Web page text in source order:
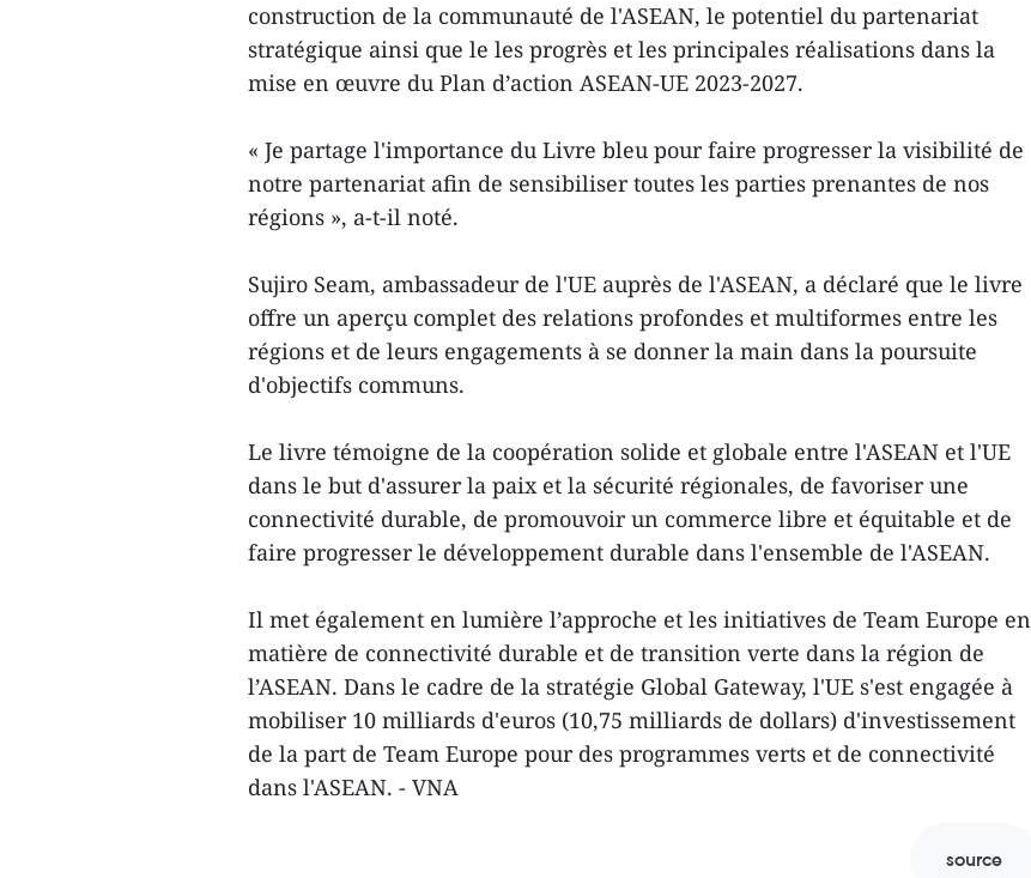
construction de la communauté de l'ASEAN, le potentiel du partenariat
stratégique ainsi que le les progrès et les principales réalisations dans la
mise en œuvre du Plan d’action ASEAN-UE 2023-2027.
« Je partage l'importance du Livre bleu pour faire progresser la visibilité de
notre partenariat afin de sensibiliser toutes les parties prenantes de nos
régions », a-t-il noté.
Sujiro Seam, ambassadeur de l'UE auprès de l'ASEAN, a déclaré que le livre
offre un aperçu complet des relations profondes et multiformes entre les
régions et de leurs engagements à se donner la main dans la poursuite
d'objectifs communs.
Le livre témoigne de la coopération solide et globale entre l'ASEAN et l'UE
dans le but d'assurer la paix et la sécurité régionales, de favoriser une
connectivité durable, de promouvoir un commerce libre et équitable et de
faire progresser le développement durable dans l'ensemble de l'ASEAN.
Il met également en lumière l’approche et les initiatives de Team Europe en
matière de connectivité durable et de transition verte dans la région de
l’ASEAN. Dans le cadre de la stratégie Global Gateway, l'UE s'est engagée à
mobiliser 10 milliards d'euros (10,75 milliards de dollars) d'investissement
de la part de Team Europe pour des programmes verts et de connectivité
dans l'ASEAN. - VNA
source